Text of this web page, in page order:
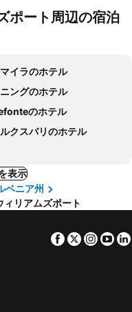
ポート周辺の宿泊
イラのホテル
ングのホテル
のホテル
クスバリのホテル
表示
ベニア州
ィリアムズポート
Facebook
Twitter